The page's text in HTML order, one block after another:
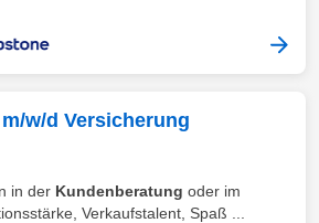
w/d Versicherung
in der Kundenberatung oder im
Verkaufstalent, Spaß ...